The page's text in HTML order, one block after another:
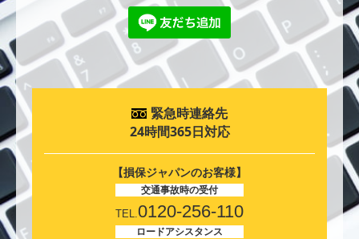
緊急時連絡先
24時間365日対応
【損保ジャパンのお客様】
交通事故時の受付
TEL.0120-256-110
ロードアシスタンス